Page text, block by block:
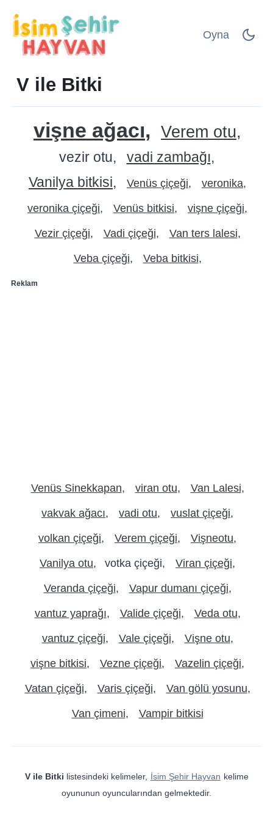
Oyna
V ile Bitki
vişne ağacı Verem otu
vezir otu
vadi zambağı
Vanilya bitkisi
Venüs çiçeği veronika
veronika çiçeği Venüs bitkisi vişne çiçeği
Vezir çiçeği Vadi çiçeği Van ters lalesi
Veba çiçeği Veba bitkisi
Reklam
Venüs Sinekkapan viran otu Van Lalesi
vakvak ağacı vadi otu vuslat çiçeği
volkan çiçeği Verem çiçeği Vişneotu
Vanilya otu votka çiçeği Viran çiçeği
Veranda çiçeği Vapur dumanı çiçeği
vantuz yaprağı Valide çiçeği Veda otu
vantuz çiçeği Vale çiçeği Vişne otu
vişne bitkisi Vezne çiçeği Vazelin çiçeği
Vatan çiçeği Varis çiçeği Van gölü yosunu
Van çimeni Vampir bitkisi
V ile Bitki listesindeki kelimeler, İsim Şehir Hayvan kelime
oyununun oyuncularından gelmektedir.